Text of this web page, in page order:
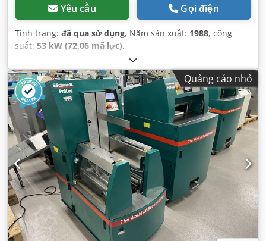
Yêu cầu Gọi điện
Tình trạng: đã qua sử dụng, Năm sản xuất: 1988, công
suất: 53 kW (72,06 mã lực),
Quảng cáo nhỏ